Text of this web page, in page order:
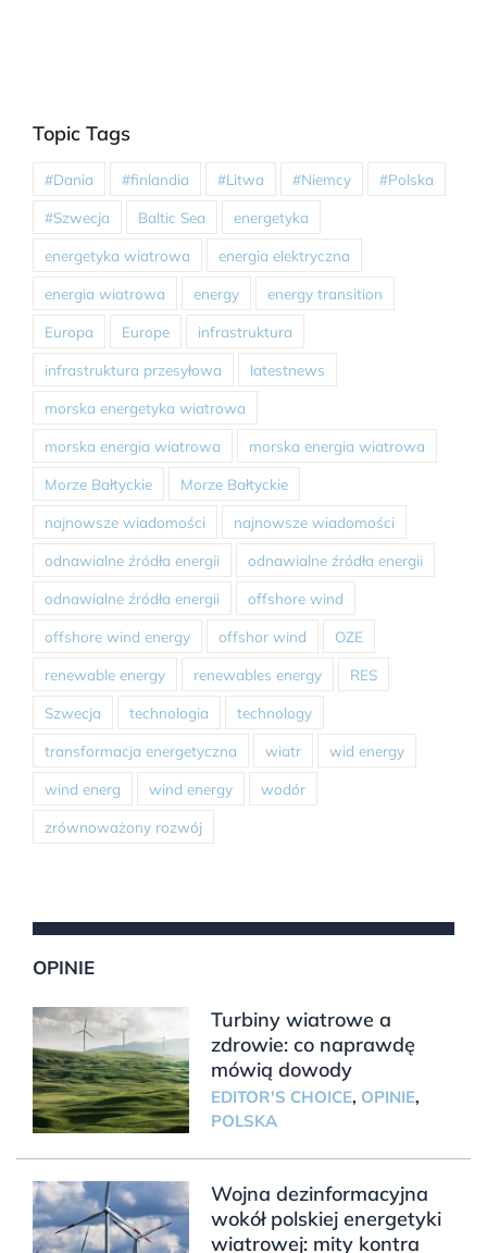
Topic Tags
#Dania #finlandia #Litwa #Niemcy #Polska
#Szwecja Baltic Sea energetyka
energetyka wiatrowa energia elektryczna
energia wiatrowa energy energy transition
Europa Europe infrastruktura
infrastruktura przesyłowa latestnews
morska energetyka wiatrowa
morska energia wiatrowa morska energia wiatrowa
Morze Bałtyckie Morze Bałtyckie
najnowsze wiadomości najnowsze wiadomości
odnawialne źródła energii odnawialne źródła energii
odnawialne źródła energii offshore wind
offshore wind energy offshor wind OZE
renewable energy renewables energy RES
Szwecja technologia technology
transformacja energetyczna wiatr wid energy
wind energ wind energy wodór
zrównoważony rozwój
OPINIE
Turbiny wiatrowe a
zdrowie: co naprawdę
mówią dowody
EDITOR'S CHOICE, OPINIE,
POLSKA
Wojna dezinformacyjna
wokół polskiej energetyki
wiatrowej: mity kontra